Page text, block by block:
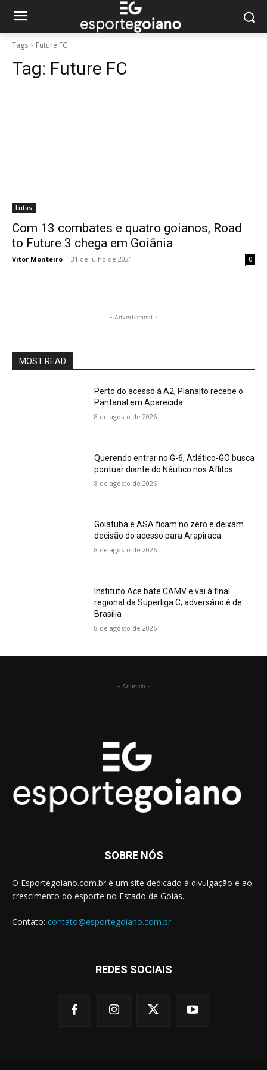
Tags Future FC
Tag: Future FC
Lutas
Com 13 combates e quatro goianos, Road
to Future 3 chega em Goiânia
Vitor Monteiro - 31 de julho de 2021 0
- Advertisment -
MOST READ
Perto do acesso à A2, Planalto recebe o
Pantanal em Aparecida
8 de agosto de 2026
Querendo entrar no G-6, Atlético-GO busca
pontuar diante do Náutico nos Aflitos
8 de agosto de 2026
Goiatuba e ASA ficam no zero e deixam
decisão do acesso para Arapiraca
8 de agosto de 2026
Instituto Ace bate CAMV e vai à final
regional da Superliga C; adversário é de
Brasília
8 de agosto de 2026
- Anúncio -
SOBRE NÓS
O Esportegoiano.com.br é um site dedicado à divulgação e ao
crescimento do esporte no Estado de Goiás.
Contato: contato@esportegoiano.com.br
REDES SOCIAIS